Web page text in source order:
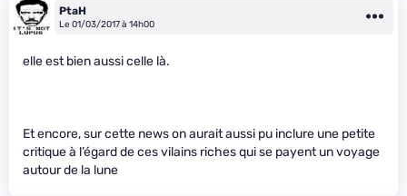
PtaH
Le 01/03/2017 à 14h00
elle est bien aussi celle là.
Et encore, sur cette news on aurait aussi pu inclure une petite
critique à l’égard de ces vilains riches qui se payent un voyage
autour de la lune